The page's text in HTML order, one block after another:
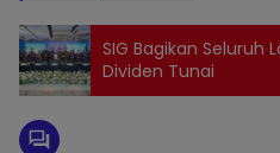
SIG Bagikan Seluruh
Dividen Tunai